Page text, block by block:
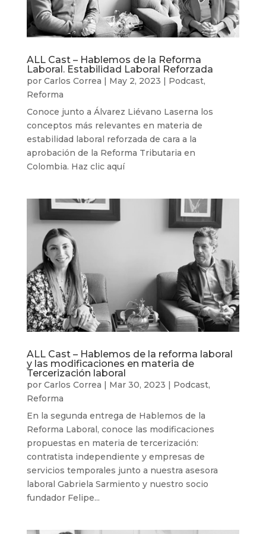
ALL Cast – Hablemos de la Reforma
Laboral. Estabilidad Laboral Reforzada
por Carlos Correa | May 2, 2023 | Podcast,
Reforma
Conoce junto a Álvarez Liévano Laserna los
conceptos más relevantes en materia de
estabilidad laboral reforzada de cara a la
aprobación de la Reforma Tributaria en
Colombia. Haz clic aquí
ALL Cast – Hablemos de la reforma laboral
y las modificaciones en materia de
Tercerización laboral
por Carlos Correa | Mar 30, 2023 | Podcast,
Reforma
En la segunda entrega de Hablemos de la
Reforma Laboral, conoce las modificaciones
propuestas en materia de tercerización:
contratista independiente y empresas de
servicios temporales junto a nuestra asesora
laboral Gabriela Sarmiento y nuestro socio
fundador Felipe...